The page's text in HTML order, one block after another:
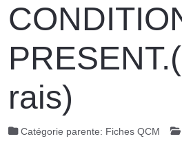
rais)
Catégorie parente: Fiches QCM